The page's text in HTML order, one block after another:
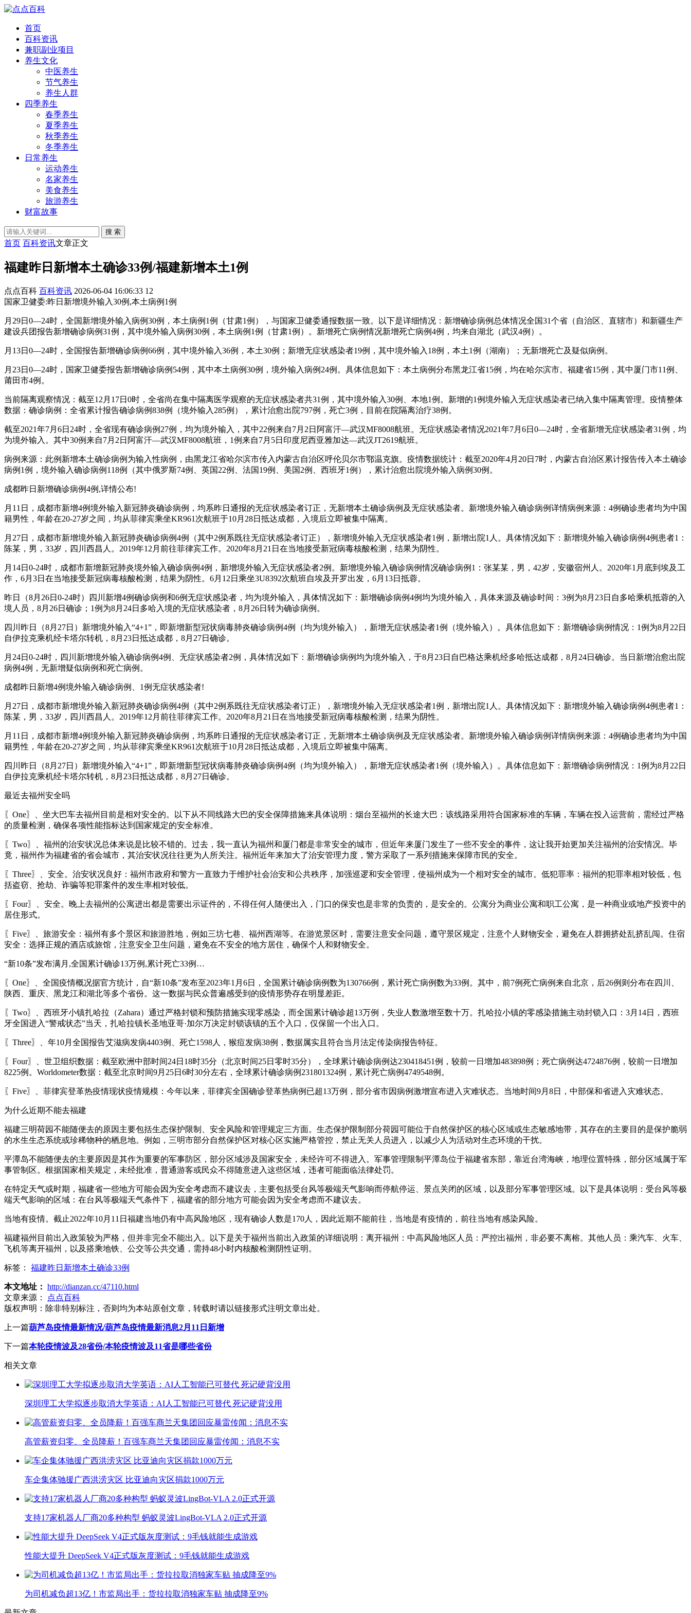
首页
百科资讯
兼职副业项目
养生文化
中医养生
节气养生
养生人群
四季养生
春季养生
夏季养生
秋季养生
冬季养生
日常养生
运动养生
名家养生
美食养生
旅游养生
财富故事
搜 索
首页 百科资讯文章正文
福建昨日新增本土确诊33例/福建新增本土1例
点点百科 百科资讯 2026-06-04 16:06:33 12
国家卫健委:昨日新增境外输入30例,本土病例1例
月29日0—24时，全国新增境外输入病例30例，本土病例1例（甘肃1例），与国家卫健委通报数据一致。以下是详细情况：新增确诊病例总体情况全国31个省（自治区、直辖市）和新疆生产
建设兵团报告新增确诊病例31例，其中境外输入病例30例，本土病例1例（甘肃1例）。新增死亡病例情况新增死亡病例4例，均来自湖北（武汉4例）。
月13日0—24时，全国报告新增确诊病例66例，其中境外输入36例，本土30例；新增无症状感染者19例，其中境外输入18例，本土1例（湖南）；无新增死亡及疑似病例。
月23日0—24时，国家卫健委报告新增确诊病例54例，其中本土病例30例，境外输入病例24例。具体信息如下：本土病例分布黑龙江省15例，均在哈尔滨市。福建省15例，其中厦门市11例、
莆田市4例。
当前隔离观察情况：截至12月17日0时，全省尚在集中隔离医学观察的无症状感染者共31例，其中境外输入30例、本地1例。新增的1例境外输入无症状感染者已纳入集中隔离管理。疫情整体
数据：确诊病例：全省累计报告确诊病例838例（境外输入285例），累计治愈出院797例，死亡3例，目前在院隔离治疗38例。
截至2021年7月6日24时，全省现有确诊病例27例，均为境外输入，其中22例来自7月2日阿富汗—武汉MF8008航班。无症状感染者情况2021年7月6日0—24时，全省新增无症状感染者31例，均
为境外输入。其中30例来自7月2日阿富汗—武汉MF8008航班，1例来自7月5日印度尼西亚雅加达—武汉JT2619航班。
病例来源：此例新增本土确诊病例为输入性病例，由黑龙江省哈尔滨市传入内蒙古自治区呼伦贝尔市鄂温克旗。疫情数据统计：截至2020年4月20日7时，内蒙古自治区累计报告传入本土确诊
病例1例，境外输入确诊病例118例（其中俄罗斯74例、英国22例、法国19例、美国2例、西班牙1例），累计治愈出院境外输入病例30例。
成都昨日新增确诊病例4例,详情公布!
月11日，成都市新增4例境外输入新冠肺炎确诊病例，均系昨日通报的无症状感染者订正，无新增本土确诊病例及无症状感染者。新增境外输入确诊病例详情病例来源：4例确诊患者均为中国
籍男性，年龄在20-27岁之间，均从菲律宾乘坐KR961次航班于10月28日抵达成都，入境后立即被集中隔离。
月27日，成都市新增境外输入新冠肺炎确诊病例4例（其中2例系既往无症状感染者订正），新增境外输入无症状感染者1例，新增出院1人。具体情况如下：新增境外输入确诊病例4例患者1：
陈某，男，33岁，四川西昌人。2019年12月前往菲律宾工作。2020年8月21日在当地接受新冠病毒核酸检测，结果为阴性。
月14日0-24时，成都市新增新冠肺炎境外输入确诊病例4例，新增境外输入无症状感染者2例。新增境外输入确诊病例情况确诊病例1：张某某，男，42岁，安徽宿州人。2020年1月底到埃及工
作，6月3日在当地接受新冠病毒核酸检测，结果为阴性。6月12日乘坐3U8392次航班自埃及开罗出发，6月13日抵蓉。
昨日（8月26日0-24时）四川新增4例确诊病例和6例无症状感染者，均为境外输入，具体情况如下：新增确诊病例4例均为境外输入，具体来源及确诊时间：3例为8月23日自多哈乘机抵蓉的入
境人员，8月26日确诊；1例为8月24日多哈入境的无症状感染者，8月26日转为确诊病例。
四川昨日（8月27日）新增境外输入“4+1”，即新增新型冠状病毒肺炎确诊病例4例（均为境外输入），新增无症状感染者1例（境外输入）。具体信息如下：新增确诊病例情况：1例为8月22日
自伊拉克乘机经卡塔尔转机，8月23日抵达成都，8月27日确诊。
月24日0-24时，四川新增境外输入确诊病例4例、无症状感染者2例，具体情况如下：新增确诊病例均为境外输入，于8月23日自巴格达乘机经多哈抵达成都，8月24日确诊。当日新增治愈出院
病例4例，无新增疑似病例和死亡病例。
成都昨日新增4例境外输入确诊病例、1例无症状感染者!
月27日，成都市新增境外输入新冠肺炎确诊病例4例（其中2例系既往无症状感染者订正），新增境外输入无症状感染者1例，新增出院1人。具体情况如下：新增境外输入确诊病例4例患者1：
陈某，男，33岁，四川西昌人。2019年12月前往菲律宾工作。2020年8月21日在当地接受新冠病毒核酸检测，结果为阴性。
月11日，成都市新增4例境外输入新冠肺炎确诊病例，均系昨日通报的无症状感染者订正，无新增本土确诊病例及无症状感染者。新增境外输入确诊病例详情病例来源：4例确诊患者均为中国
籍男性，年龄在20-27岁之间，均从菲律宾乘坐KR961次航班于10月28日抵达成都，入境后立即被集中隔离。
四川昨日（8月27日）新增境外输入“4+1”，即新增新型冠状病毒肺炎确诊病例4例（均为境外输入），新增无症状感染者1例（境外输入）。具体信息如下：新增确诊病例情况：1例为8月22日
自伊拉克乘机经卡塔尔转机，8月23日抵达成都，8月27日确诊。
最近去福州安全吗
〖One〗、坐大巴车去福州目前是相对安全的。以下从不同线路大巴的安全保障措施来具体说明：烟台至福州的长途大巴：该线路采用符合国家标准的车辆，车辆在投入运营前，需经过严格
的质量检测，确保各项性能指标达到国家规定的安全标准。
〖Two〗、福州的治安状况总体来说是比较不错的。过去，我一直认为福州和厦门都是非常安全的城市，但近年来厦门发生了一些不安全的事件，这让我开始更加关注福州的治安情况。毕
竟，福州作为福建省的省会城市，其治安状况往往更为人所关注。福州近年来加大了治安管理力度，警方采取了一系列措施来保障市民的安全。
〖Three〗、安全。治安状况良好：福州市政府和警方一直致力于维护社会治安和公共秩序，加强巡逻和安全管理，使福州成为一个相对安全的城市。低犯罪率：福州的犯罪率相对较低，包
括盗窃、抢劫、诈骗等犯罪案件的发生率相对较低。
〖Four〗、安全。晚上去福州的公寓进出都是需要出示证件的，不得任何人随便出入，门口的保安也是非常的负责的，是安全的。公寓分为商业公寓和职工公寓，是一种商业或地产投资中的
居住形式。
〖Five〗、旅游安全：福州有多个景区和旅游胜地，例如三坊七巷、福州西湖等。在游览景区时，需要注意安全问题，遵守景区规定，注意个人财物安全，避免在人群拥挤处乱挤乱闯。住宿
安全：选择正规的酒店或旅馆，注意安全卫生问题，避免在不安全的地方居住，确保个人和财物安全。
“新10条”发布满月,全国累计确诊13万例,累计死亡33例…
〖One〗、全国疫情概况据官方统计，自“新10条”发布至2023年1月6日，全国累计确诊病例数为130766例，累计死亡病例数为33例。其中，前7例死亡病例来自北京，后26例则分布在四川、
陕西、重庆、黑龙江和湖北等多个省份。这一数据与民众普遍感受到的疫情形势存在明显差距。
〖Two〗、西班牙小镇扎哈拉（Zahara）通过严格封锁和预防措施实现零感染，而全国累计确诊超13万例，失业人数激增至数十万。扎哈拉小镇的零感染措施主动封锁入口：3月14日，西班
牙全国进入“警戒状态”当天，扎哈拉镇长圣地亚哥·加尔万决定封锁该镇的五个入口，仅保留一个出入口。
〖Three〗、年10月全国报告艾滋病发病4403例、死亡1598人，猴痘发病38例，数据属实且符合当月法定传染病报告特征。
〖Four〗、世卫组织数据：截至欧洲中部时间24日18时35分（北京时间25日零时35分），全球累计确诊病例达230418451例，较前一日增加483898例；死亡病例达4724876例，较前一日增加
8225例。Worldometer数据：截至北京时间9月25日6时30分左右，全球累计确诊病例231801324例，累计死亡病例4749548例。
〖Five〗、菲律宾登革热疫情现状疫情规模：今年以来，菲律宾全国确诊登革热病例已超13万例，部分省市因病例激增宣布进入灾难状态。当地时间9月8日，中部保和省进入灾难状态。
为什么近期不能去福建
福建三明荷园不能随便去的原因主要包括生态保护限制、安全风险和管理规定三方面。生态保护限制部分荷园可能位于自然保护区的核心区域或生态敏感地带，其存在的主要目的是保护脆弱
的水生生态系统或珍稀物种的栖息地。例如，三明市部分自然保护区对核心区实施严格管控，禁止无关人员进入，以减少人为活动对生态环境的干扰。
平潭岛不能随便去的主要原因是其作为重要的军事防区，部分区域涉及国家安全，未经许可不得进入。军事管理限制平潭岛位于福建省东部，靠近台湾海峡，地理位置特殊，部分区域属于军
事管制区。根据国家相关规定，未经批准，普通游客或民众不得随意进入这些区域，违者可能面临法律处罚。
在特定天气或时期，福建省一些地方可能会因为安全考虑而不建议去，主要包括受台风等极端天气影响而停航停运、景点关闭的区域，以及部分军事管理区域。以下是具体说明：受台风等极
端天气影响的区域：在台风等极端天气条件下，福建省的部分地方可能会因为安全考虑而不建议去。
当地有疫情。截止2022年10月11日福建当地仍有中高风险地区，现有确诊人数是170人，因此近期不能前往，当地是有疫情的，前往当地有感染风险。
福建福州目前出入政策较为严格，但并非完全不能出入。以下是关于福州当前出入政策的详细说明：离开福州：中高风险地区人员：严控出福州，非必要不离榕。其他人员：乘汽车、火车、
飞机等离开福州，以及搭乘地铁、公交等公共交通，需持48小时内核酸检测阴性证明。
标签： 福建昨日新增本土确诊33例
本文地址： http://dianzan.cc/47110.html
文章来源：
点点百科
版权声明： 除非特别标注，否则均为本站原创文章，转载时请以链接形式注明文章出处。
上一篇葫芦岛疫情最新情况/葫芦岛疫情最新消息2月11日新增
下一篇本轮疫情波及28省份/本轮疫情波及11省是哪些省份
相关文章
深圳理工大学拟逐步取消大学英语：AI人工智能已可替代 死记硬背没用
高管薪资归零、全员降薪！百强车商兰天集团回应暴雷传闻：消息不实
车企集体驰援广西洪涝灾区 比亚迪向灾区捐款1000万元
支持17家机器人厂商20多种构型 蚂蚁灵波LingBot-VLA 2.0正式开源
性能大提升 DeepSeek V4正式版灰度测试：9毛钱就能生成游戏
为司机减负超13亿！市监局出手：货拉拉取消独家车贴 抽成降至9%